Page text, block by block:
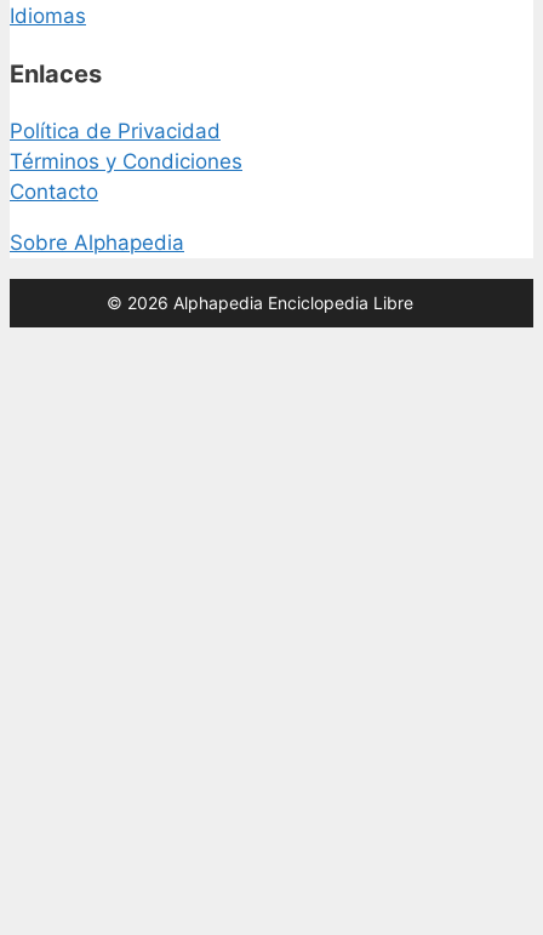
Idiomas
Enlaces
Política de Privacidad
Términos y Condiciones
Contacto
Sobre Alphapedia